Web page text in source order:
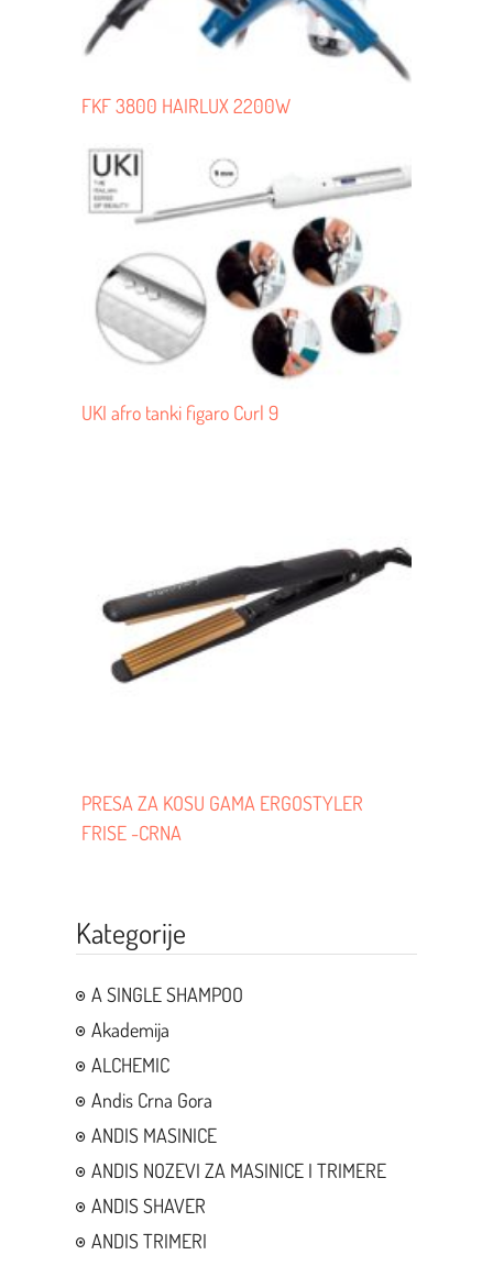
FKF 3800 HAIRLUX 2200W
UKI afro tanki figaro Curl 9
PRESA ZA KOSU GAMA ERGOSTYLER
FRISE -CRNA
Kategorije
A SINGLE SHAMPOO
Akademija
ALCHEMIC
Andis Crna Gora
ANDIS MASINICE
ANDIS NOZEVI ZA MASINICE I TRIMERE
ANDIS SHAVER
ANDIS TRIMERI